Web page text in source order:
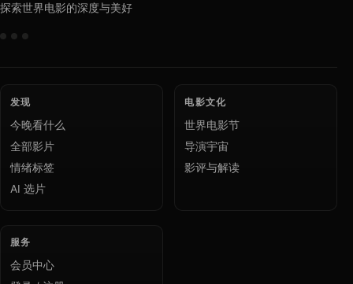
探索世界电影的深度与美好
发现
今晚看什么
全部影片
情绪标签
AI 选片
电影文化
世界电影节
导演宇宙
影评与解读
服务
会员中心